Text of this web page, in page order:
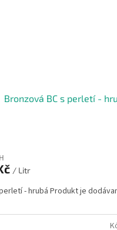
Bronzová BC s perletí -
/ Litr
- hrubá Produkt je